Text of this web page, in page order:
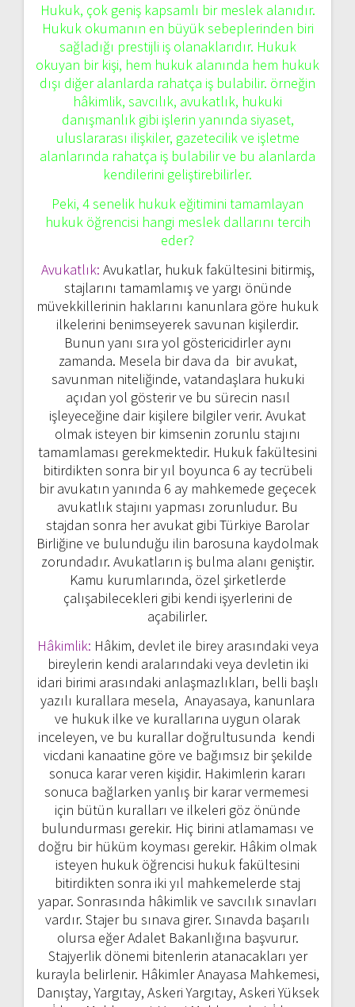
Hukuk, çok geniş kapsamlı bir meslek alanıdır.
Hukuk okumanın en büyük sebeplerinden biri
sağladığı prestijli iş olanaklarıdır. Hukuk
okuyan bir kişi, hem hukuk alanında hem hukuk
dışı diğer alanlarda rahatça iş bulabilir. örneğin
hâkimlik, savcılık, avukatlık, hukuki
danışmanlık gibi işlerin yanında siyaset,
uluslararası ilişkiler, gazetecilik ve işletme
alanlarında rahatça iş bulabilir ve bu alanlarda
kendilerini geliştirebilirler.
Peki, 4 senelik hukuk eğitimini tamamlayan
hukuk öğrencisi hangi meslek dallarını tercih
eder?
Avukatlık: Avukatlar, hukuk fakültesini bitirmiş,
stajlarını tamamlamış ve yargı önünde
müvekkillerinin haklarını kanunlara göre hukuk
ilkelerini benimseyerek savunan kişilerdir.
Bunun yanı sıra yol göstericidirler aynı
zamanda. Mesela bir dava da bir avukat,
savunman niteliğinde, vatandaşlara hukuki
açıdan yol gösterir ve bu sürecin nasıl
işleyeceğine dair kişilere bilgiler verir. Avukat
olmak isteyen bir kimsenin zorunlu stajını
tamamlaması gerekmektedir. Hukuk fakültesini
bitirdikten sonra bir yıl boyunca 6 ay tecrübeli
bir avukatın yanında 6 ay mahkemede geçecek
avukatlık stajını yapması zorunludur. Bu
stajdan sonra her avukat gibi Türkiye Barolar
Birliğine ve bulunduğu ilin barosuna kaydolmak
zorundadır. Avukatların iş bulma alanı geniştir.
Kamu kurumlarında, özel şirketlerde
çalışabilecekleri gibi kendi işyerlerini de
açabilirler.
Hâkimlik: Hâkim, devlet ile birey arasındaki veya
bireylerin kendi aralarındaki veya devletin iki
idari birimi arasındaki anlaşmazlıkları, belli başlı
yazılı kurallara mesela, Anayasaya, kanunlara
ve hukuk ilke ve kurallarına uygun olarak
inceleyen, ve bu kurallar doğrultusunda kendi
vicdani kanaatine göre ve bağımsız bir şekilde
sonuca karar veren kişidir. Hakimlerin kararı
sonuca bağlarken yanlış bir karar vermemesi
için bütün kuralları ve ilkeleri göz önünde
bulundurması gerekir. Hiç birini atlamaması ve
doğru bir hüküm koyması gerekir. Hâkim olmak
isteyen hukuk öğrencisi hukuk fakültesini
bitirdikten sonra iki yıl mahkemelerde staj
yapar. Sonrasında hâkimlik ve savcılık sınavları
vardır. Stajer bu sınava girer. Sınavda başarılı
olursa eğer Adalet Bakanlığına başvurur.
Stajyerlik dönemi bitenlerin atanacakları yer
kurayla belirlenir. Hâkimler Anayasa Mahkemesi,
Danıştay, Yargıtay, Askeri Yargıtay, Askeri Yüksek